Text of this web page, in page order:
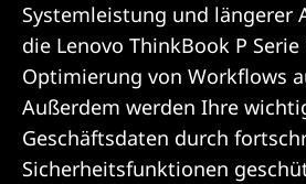
Systemleistung und längerer
die Lenovo ThinkBook P
Optimierung von Workflows
Außerdem werden Ihre
Geschäftsdaten durch
Sicherheitsfunktionen